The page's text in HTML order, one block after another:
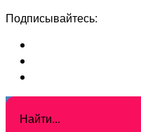
Подписывайтесь: